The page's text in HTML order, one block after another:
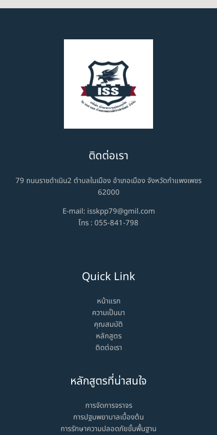
ติดต่อเรา
79 ถนนราชดำเนิน2 ตำบลในเมือง อำเภอเมือง จังหวัดกำแพงเพชร
62000
E-mail: isskpp79@gmil.com
โทร : 055-841-798
Quick Link
หน้าแรก
ความเป็นมา
คุณสมบัติ
หลักสูตร
ติดต่อเรา
หลักสูตรที่น่าสนใจ
การจัดการจราจร
การปฐมพยาบาลเบื้องต้น
การรักษาความปลอดภัยขั้นพื้นฐาน